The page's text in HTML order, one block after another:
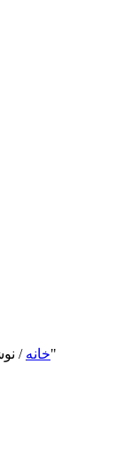
خانه / نوشته دارای تگ : "سیدبهاءالدین شمس قریشی"